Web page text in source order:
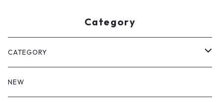
Category
CATEGORY
皿・プレート
NEW